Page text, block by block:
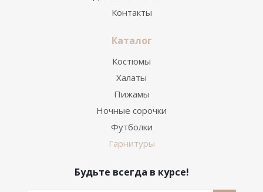
Контакты
Каталог
Костюмы
Халаты
Пижамы
Ночные сорочки
Футболки
Гарнитуры
Будьте всегда в курсе!